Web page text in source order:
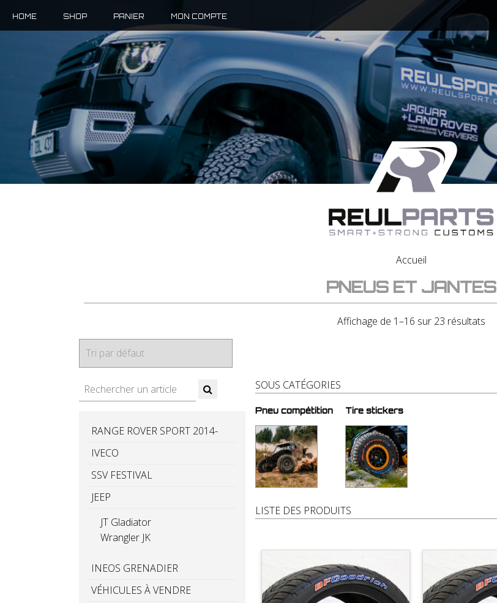
HOME SHOP PANIER MON COMPTE
Accueil
PNEUS ET JANTES
Affichage de 1–16 sur 23 résultats
RANGE ROVER SPORT 2014-
IVECO
SSV FESTIVAL
JEEP
JT Gladiator
Wrangler JK
INEOS GRENADIER
VÉHICULES À VENDRE
SOUS CATÉGORIES
Pneu compétition Tire stickers
LISTE DES PRODUITS